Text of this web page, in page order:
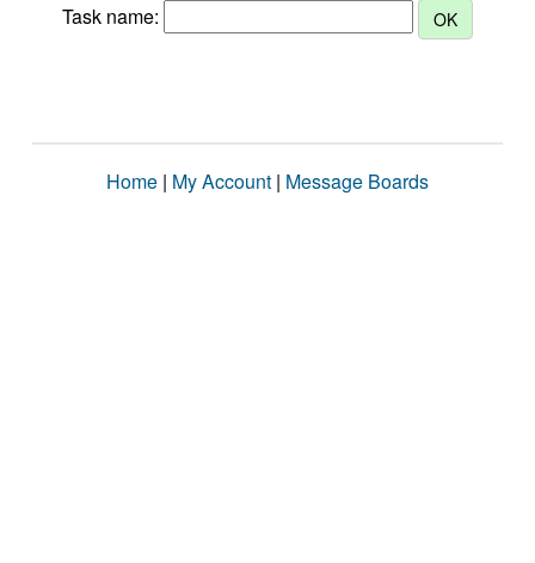
Task name:
Home | My Account | Message Boards